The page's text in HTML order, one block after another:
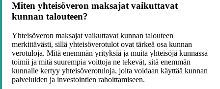
Miten yhteisöveron maksajat vaikuttavat
kunnan talouteen?
Yhteisöveron maksajat vaikuttavat kunnan talouteen
merkittävästi, sillä yhteisöverotulot ovat tärkeä osa kunnan
verotuloja. Mitä enemmän yrityksiä ja muita yhteisöjä kunnassa
toimii ja mitä suurempia voittoja ne tekevät, sitä enemmän
kunnalle kertyy yhteisöverotuloja, joita voidaan käyttää kunnan
palveluiden ja investointien rahoittamiseen.